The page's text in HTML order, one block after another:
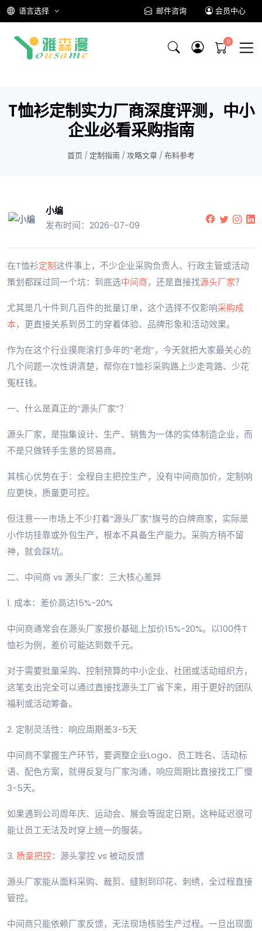
语言选择 邮件咨询 会员中心
T恤衫定制实力厂商深度评测，中小
企业必看采购指南
首页 / 定制指南 / 攻略文章 / 布料参考
小编
发布时间：2026-07-09
在T恤衫定制这件事上，不少企业采购负责人、行政主管或活动
策划都踩过同一个坑：到底选中间商，还是直接找源头厂家？
尤其是几十件到几百件的批量订单，这个选择不仅影响采购成
本，更直接关系到员工的穿着体验、品牌形象和活动效果。
作为在这个行业摸爬滚打多年的“老炮”，今天就把大家最关心的
几个问题一次性讲清楚，帮你在T恤衫采购路上少走弯路、少花
冤枉钱。
一、什么是真正的“源头厂家”？
源头厂家，是指集设计、生产、销售为一体的实体制造企业，而
不是只做转手生意的贸易商。
其核心优势在于：全程自主把控生产，没有中间商加价，定制响
应更快，质量更可控。
但注意——市场上不少打着“源头厂家”旗号的白牌商家，实际是
小作坊挂靠或外包生产，根本不具备生产能力。采购方稍不留
神，就会踩坑。
二、中间商 vs 源头厂家：三大核心差异
1. 成本：差价高达15%-20%
中间商通常会在源头厂家报价基础上加价15%-20%。以100件T
恤衫为例，差价可能达到数千元。
对于需要批量采购、控制预算的中小企业、社团或活动组织方，
这笔支出完全可以通过直接找源头工厂省下来，用于更好的团队
福利或活动筹备。
2. 定制灵活性：响应周期差3-5天
中间商不掌握生产环节，要调整企业Logo、员工姓名、活动标
语、配色方案，就得反复与厂家沟通，响应周期比直接找工厂慢
3-5天。
如果遇到公司周年庆、运动会、展会等固定日期，这种延迟很可
能让员工无法及时穿上统一的服装。
3. 质量把控：源头掌控 vs 被动反馈
源头厂家能从面料采购、裁剪、缝制到印花、刺绣，全过程直接
管控。
中间商只能依赖厂家反馈，无法现场核验生产过程。一旦出现面